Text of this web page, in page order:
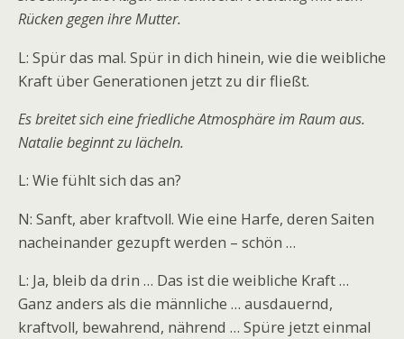
Rücken gegen ihre Mutter.
L: Spür das mal. Spür in dich hinein, wie die weibliche
Kraft über Generationen jetzt zu dir fließt.
Es breitet sich eine friedliche Atmosphäre im Raum aus.
Natalie beginnt zu lächeln.
L: Wie fühlt sich das an?
N: Sanft, aber kraftvoll. Wie eine Harfe, deren Saiten
nacheinander gezupft werden – schön …
L: Ja, bleib da drin … Das ist die weibliche Kraft …
Ganz anders als die männliche … ausdauernd,
kraftvoll, bewahrend, nährend … Spüre jetzt einmal